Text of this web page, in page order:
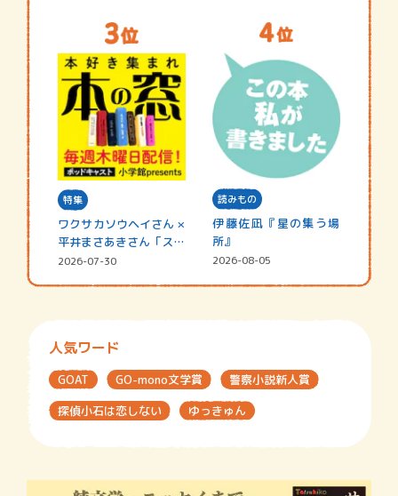
特集
ワクサカソウヘイさん ×
平井まさあきさん「スペ
シャ…
2026-07-30
読みもの
伊藤佐凪『星の集う場
所』
2026-08-05
人気ワード
GOAT GO-mono文学賞
警察小説新人賞
探偵小石は恋しない
ゆっきゅん